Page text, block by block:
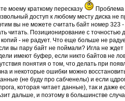
моему краткому пересказу
Проблема
доступ к любому месту диска
вы не можете считать байт номер 323
читать. Позиционирование с точностью
- не радует. Что еще больше не
вы пару байт не поймали? Игла не
имеют буфер, если никто байтов не
понятия о том, что делать при
и некоторые ошибки можно
(не буду про сабченелы) и если
которая читает данные), так и даже
дальше, и поэтому в большинстве